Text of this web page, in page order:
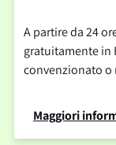
A partire da 24
gratuitamente in
convenzionato o
Maggiori